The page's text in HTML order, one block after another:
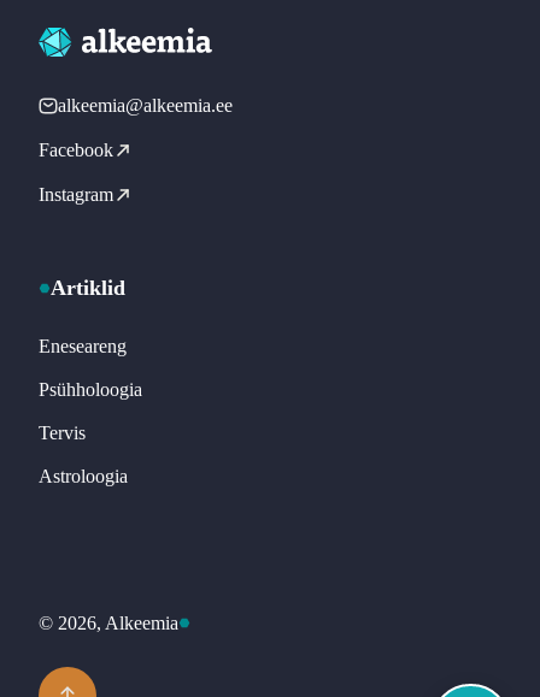
alkeemia@alkeemia.ee
Facebook
Instagram
Artiklid
Eneseareng
Psühholoogia
Tervis
Astroloogia
© 2026, Alkeemia